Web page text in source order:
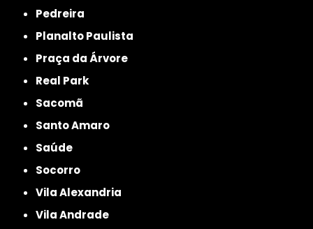
Pedreira
Planalto Paulista
Praça da Árvore
Real Park
Sacomã
Santo Amaro
Saúde
Socorro
Vila Alexandria
Vila Andrade